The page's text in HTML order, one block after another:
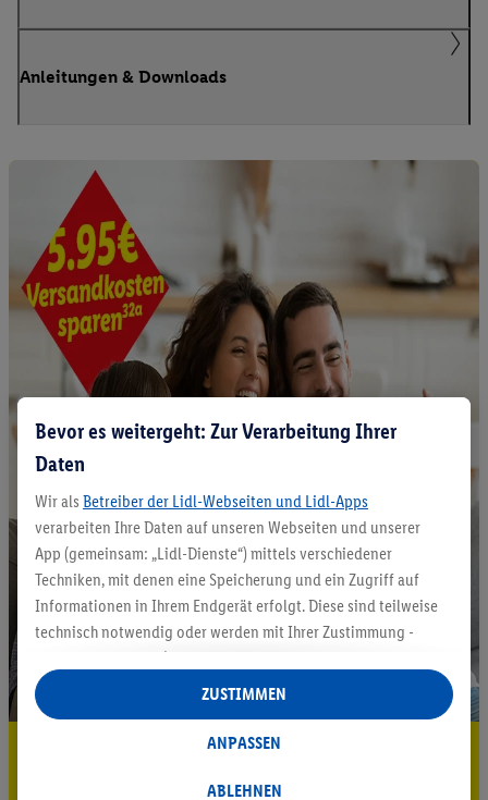
Anleitungen & Downloads
5.95 € Versand sparen³²ᵃ
Jetzt zum Newsletter anmelden
Bevor es weitergeht: Zur Verarbeitung Ihrer
Daten
Wir als Betreiber der Lidl-Webseiten und Lidl-Apps
verarbeiten Ihre Daten auf unseren Webseiten und unserer
App (gemeinsam: „Lidl-Dienste“) mittels verschiedener
Techniken, mit denen eine Speicherung und ein Zugriff auf
Informationen in Ihrem Endgerät erfolgt. Diese sind teilweise
technisch notwendig oder werden mit Ihrer Zustimmung -
auch durch Partner (u.a.
Verantwortliche; im Zusammenhang mit dem IAB TCF
insgesamt
Statistik-Erstellung oder für personalisierte Werbung
Datenverarbeitungen für personalisierte Werbung werden
ABLEHNEN
ANPASSEN
ZUSTIMMEN